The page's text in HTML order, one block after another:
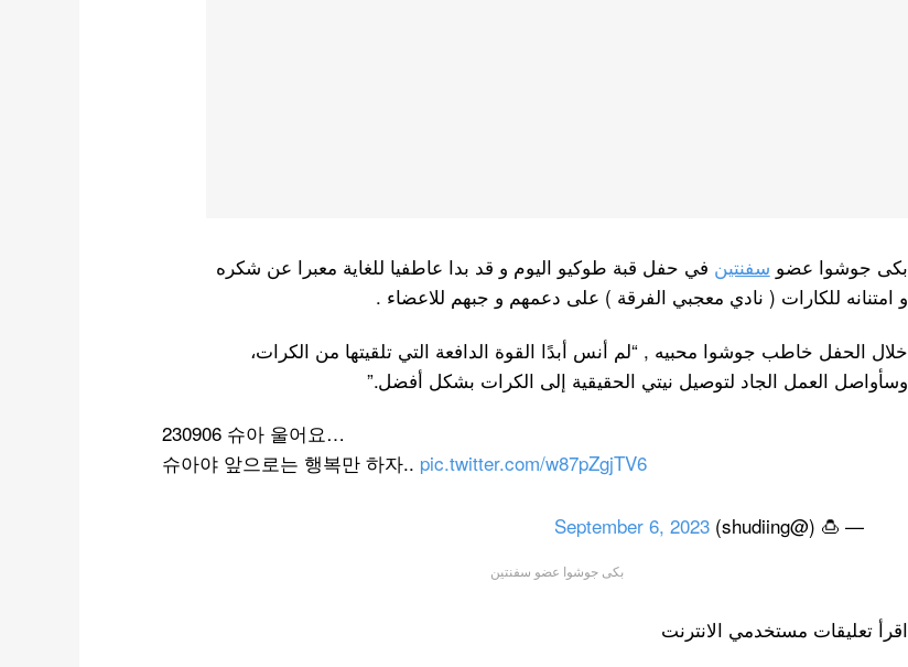
بكى جوشوا عضو سفنتين في حفل قبة طوكيو اليوم و قد بدا عاطفيا للغاية معبرا عن شكره
و امتنانه للكارات ( نادي معجبي الفرقة ) على دعمهم و جبهم للاعضاء .
خلال الحفل خاطب جوشوا محبيه , “لم أنس أبدًا القوة الدافعة التي تلقيتها من الكرات،
وسأواصل العمل الجاد لتوصيل نيتي الحقيقية إلى الكرات بشكل أفضل.”
230906 슈아 울어요…
슈아야 앞으로는 행복만 하자.. pic.twitter.com/w87pZgjTV6
— 🍮 (@shudiing)
September 6, 2023
بكى جوشوا عضو سفنتين
اقرأ تعليقات مستخدمي الانترنت